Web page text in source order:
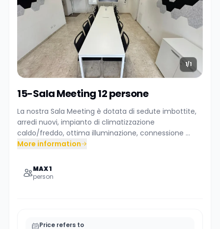
1/1
15-Sala Meeting 12 persone
La nostra Sala Meeting è dotata di sedute imbottite,
arredi nuovi, impianto di climatizzazione
caldo/freddo, ottima illuminazione, connessione ...
More information
MAX 1
person
Price refers to